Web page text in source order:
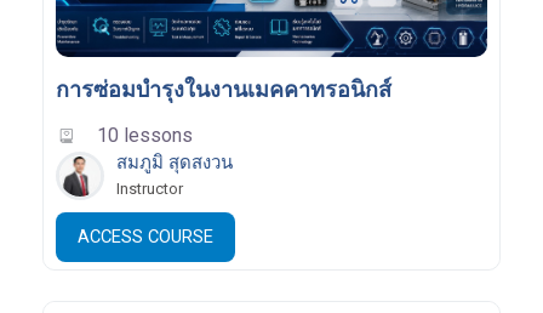
การซ่อมบำรุงในงานเมคคาทรอนิกส์
10 lessons
สมภูมิ สุดสงวน
Instructor
ACCESS COURSE